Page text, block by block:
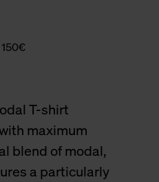
T-shirt
maximum
blend of modal,
a particularly